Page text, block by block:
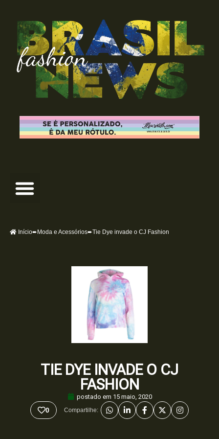
Início➨Moda e Acessórios➨Tie Dye invade o CJ Fashion
TIE DYE INVADE O CJ
FASHION
postado em 15 maio, 2020
0 Compartilhe: